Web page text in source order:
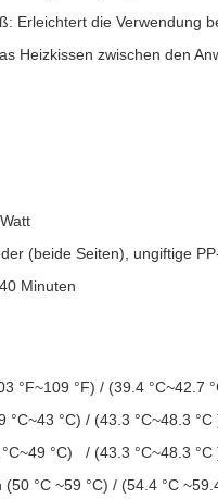
Erleichtert die Verwendung
Heizkissen zwischen den
(beide Seiten), ungiftige
Minuten
°F~109 °F) / (39.4 °C~42.7
°C) / (43.3 °C~48.3 °C
°C) / (43.3 °C~48.3 °C
°C ~59 °C) / (54.4 °C